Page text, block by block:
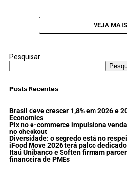
VEJA MAIS
Pesquisar
Posts Recentes
Brasil deve crescer 1,8% em 2026 e
Economics
Pix no e-commerce impulsiona
no checkout
Diversidade: o segredo está no
iFood Move 2026 terá palco
Itaú Unibanco e Soften firmam
financeira de PMEs